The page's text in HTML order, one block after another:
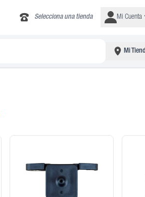
Selecciona una tienda Mi Cuenta
Mi